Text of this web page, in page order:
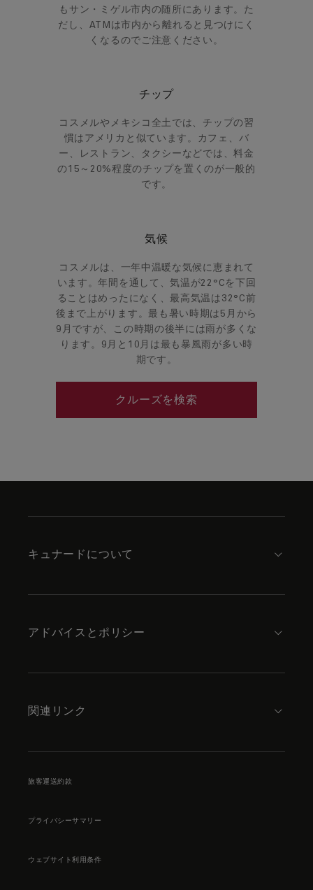
もサン・ミゲル市内の随所にあります。た
だし、ATMは市内から離れると見つけにく
くなるのでご注意ください。
チップ
コスメルやメキシコ全土では、チップの習
慣はアメリカと似ています。カフェ、バ
ー、レストラン、タクシーなどでは、料金
の15～20%程度のチップを置くのが一般的
です。
気候
コスメルは、一年中温暖な気候に恵まれて
います。年間を通して、気温が22°Cを下回
ることはめったになく、最高気温は32°C前
後まで上がります。最も暑い時期は5月から
9月ですが、この時期の後半には雨が多くな
ります。9月と10月は最も暴風雨が多い時
期です。
クルーズを検索
キュナードについて
アドバイスとポリシー
関連リンク
旅客運送約款
プライバシーサマリー
ウェブサイト利用条件